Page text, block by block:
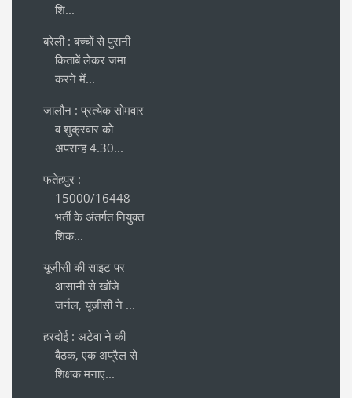
शि...
बरेली : बच्चों से पुरानी
किताबें लेकर जमा
करने में...
जालौन : प्रत्येक सोमवार
व शुक्रवार को
अपरान्ह 4.30...
फतेहपुर :
15000/16448
भर्ती के अंतर्गत नियुक्त
शिक...
यूजीसी की साइट पर
आसानी से खोंजे
जर्नल, यूजीसी ने ...
हरदोई : अटेवा ने की
बैठक, एक अप्रैल से
शिक्षक मनाए...